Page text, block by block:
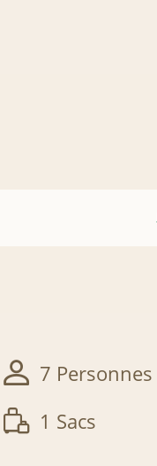
7 Personnes
1 Sacs